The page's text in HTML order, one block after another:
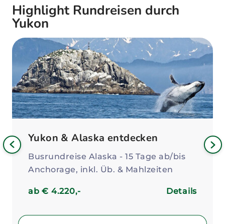
an Ihren Yukon Experten für Ihr individuelles
Yukon Reise Angebot!
Highlight Rundreisen durch
Yukon
Yukon & Alaska entdecken
Busrundreise Alaska - 15 Tage ab/bis
Anchorage, inkl. Üb. & Mahlzeiten
ab € 4.220,- Details